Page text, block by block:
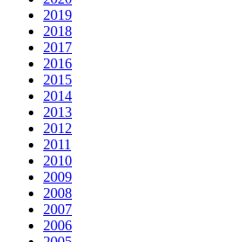
2019
2018
2017
2016
2015
2014
2013
2012
2011
2010
2009
2008
2007
2006